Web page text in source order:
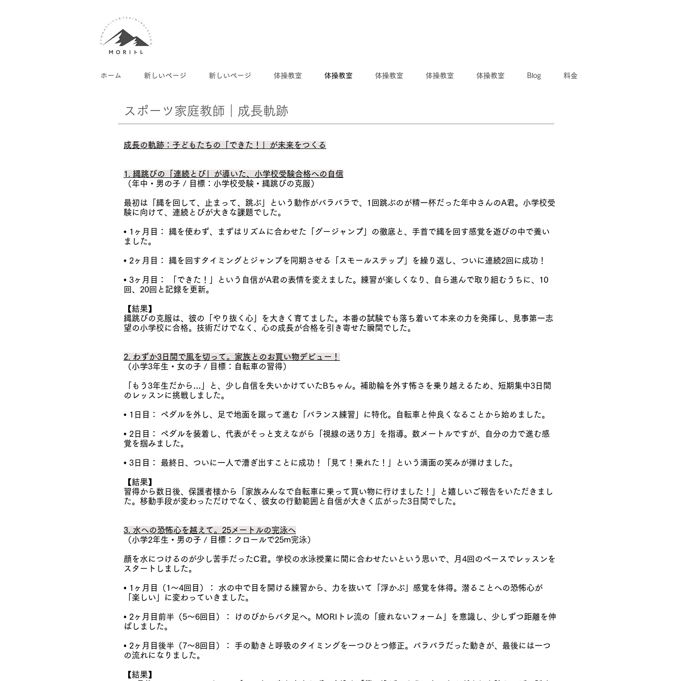
ホーム 新しいページ 新しいページ 体操教室 体操教室 体操教室 体操教室 体操教室 Blog 料金
スポーツ家庭教師｜​成長軌跡
成長の軌跡：子どもたちの「できた！」が未来をつくる
1. 縄跳びの「連続とび」が導いた、小学校受験合格への自信
（年中・男の子 / 目標：小学校受験・縄跳びの克服）
最初は「縄を回して、止まって、跳ぶ」という動作がバラバラで、1回跳ぶのが精一杯だった年中さんのA君。小学校受
験に向けて、連続とびが大きな課題でした。
• 1ヶ月目： 縄を使わず、まずはリズムに合わせた「グージャンプ」の徹底と、手首で縄を回す感覚を遊びの中で養い
ました。
• 2ヶ月目： 縄を回すタイミングとジャンプを同期させる「スモールステップ」を繰り返し、ついに連続2回に成功！
• 3ヶ月目： 「できた！」という自信がA君の表情を変えました。練習が楽しくなり、自ら進んで取り組むうちに、10
回、20回と記録を更新。
【結果】
縄跳びの克服は、彼の「やり抜く心」を大きく育てました。本番の試験でも落ち着いて本来の力を発揮し、見事第一志
望の小学校に合格。技術だけでなく、心の成長が合格を引き寄せた瞬間でした。
2. わずか3日間で風を切って。家族とのお買い物デビュー！
（小学3年生・女の子 / 目標：自転車の習得）
「もう3年生だから…」と、少し自信を失いかけていたBちゃん。補助輪を外す怖さを乗り越えるため、短期集中3日間
のレッスンに挑戦しました。
• 1日目： ペダルを外し、足で地面を蹴って進む「バランス練習」に特化。自転車と仲良くなることから始めました。
• 2日目： ペダルを装着し、代表がそっと支えながら「視線の送り方」を指導。数メートルですが、自分の力で進む感
覚を掴みました。
• 3日目： 最終日、ついに一人で漕ぎ出すことに成功！「見て！乗れた！」という満面の笑みが弾けました。
【結果】
習得から数日後、保護者様から「家族みんなで自転車に乗って買い物に行けました！」と嬉しいご報告をいただきまし
た。移動手段が変わっただけでなく、彼女の行動範囲と自信が大きく広がった3日間でした。
3. 水への恐怖心を越えて。25メートルの完泳へ
（小学2年生・男の子 / 目標：クロールで25m完泳）
顔を水につけるのが少し苦手だったC君。学校の水泳授業に間に合わせたいという思いで、月4回のペースでレッスンを
スタートしました。
• 1ヶ月目（1〜4回目）： 水の中で目を開ける練習から、力を抜いて「浮かぶ」感覚を体得。潜ることへの恐怖心が
「楽しい」に変わっていきました。
• 2ヶ月目前半（5〜6回目）： けのびからバタ足へ。MORIトレ流の「疲れないフォーム」を意識し、少しずつ距離を伸
ばしました。
• 2ヶ月目後半（7〜8回目）： 手の動きと呼吸のタイミングを一つひとつ修正。バラバラだった動きが、最後には一つ
の流れになりました。
【結果】